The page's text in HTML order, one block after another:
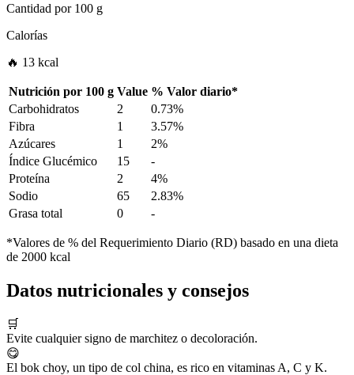
Cantidad por100 g
Calorías
🔥 13 kcal
Nutrición por 100 g Value % Valor diario*
Carbohidratos
2
0.73%
Fibra
1
3.57%
Azúcares
1
2%
Índice Glucémico
15
-
Proteína
2
4%
Sodio
65
2.83%
Grasa total
0 -
*Valores de % del Requerimiento Diario (RD) basado en una dieta
de 2000 kcal
Datos nutricionales y consejos
🛒
Evite cualquier signo de marchitez o decoloración.
😋
El bok choy, un tipo de col china, es rico en vitaminas A, C y K.